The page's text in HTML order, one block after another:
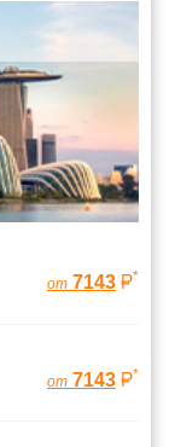
от 7143 *
от 7143 *